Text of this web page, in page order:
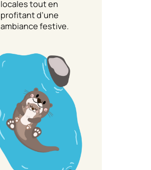
locales tout en
profitant d’une
ambiance festive.